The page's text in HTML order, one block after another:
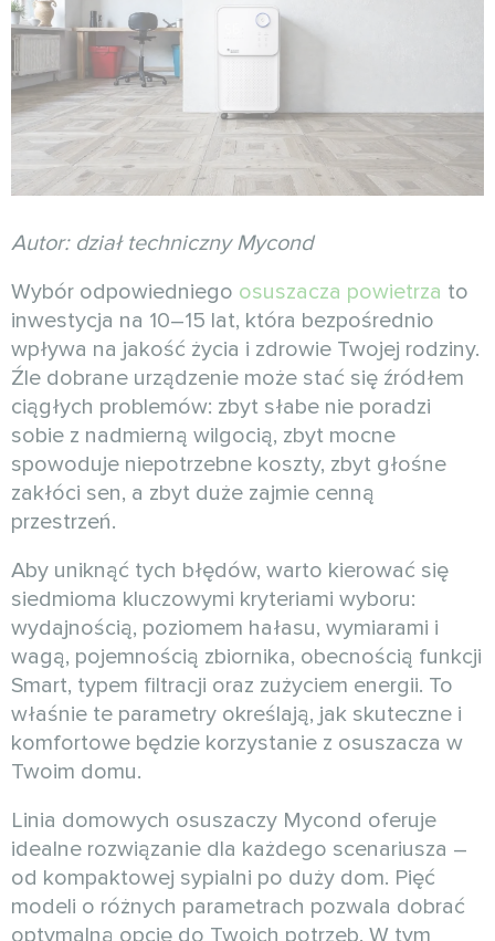
Autor: dział techniczny Mycond
Wybór odpowiedniego osuszacza powietrza to
inwestycja na 10–15 lat, która bezpośrednio
wpływa na jakość życia i zdrowie Twojej rodziny.
Źle dobrane urządzenie może stać się źródłem
ciągłych problemów: zbyt słabe nie poradzi
sobie z nadmierną wilgocią, zbyt mocne
spowoduje niepotrzebne koszty, zbyt głośne
zakłóci sen, a zbyt duże zajmie cenną
przestrzeń.
Aby uniknąć tych błędów, warto kierować się
siedmioma kluczowymi kryteriami wyboru:
wydajnością, poziomem hałasu, wymiarami i
wagą, pojemnością zbiornika, obecnością funkcji
Smart, typem filtracji oraz zużyciem energii. To
właśnie te parametry określają, jak skuteczne i
komfortowe będzie korzystanie z osuszacza w
Twoim domu.
Linia domowych osuszaczy Mycond oferuje
idealne rozwiązanie dla każdego scenariusza –
od kompaktowej sypialni po duży dom. Pięć
modeli o różnych parametrach pozwala dobrać
optymalną opcję do Twoich potrzeb. W tym